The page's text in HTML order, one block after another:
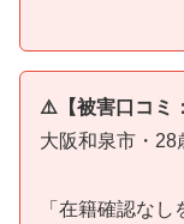
⚠️【被害口コミ
大阪和泉市・28
「在籍確認な